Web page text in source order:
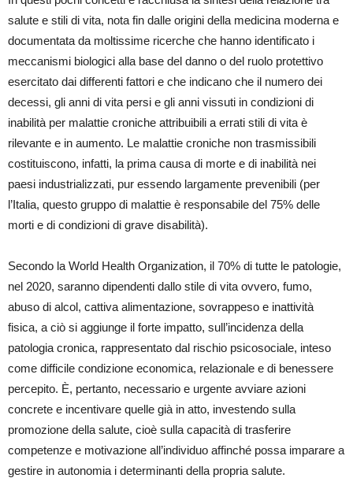
salute e stili di vita, nota fin dalle origini della medicina moderna e
documentata da moltissime ricerche che hanno identificato i
meccanismi biologici alla base del danno o del ruolo protettivo
esercitato dai differenti fattori e che indicano che il numero dei
decessi, gli anni di vita persi e gli anni vissuti in condizioni di
inabilità per malattie croniche attribuibili a errati stili di vita è
rilevante e in aumento. Le malattie croniche non trasmissibili
costituiscono, infatti, la prima causa di morte e di inabilità nei
paesi industrializzati, pur essendo largamente prevenibili (per
l’Italia, questo gruppo di malattie è responsabile del 75% delle
morti e di condizioni di grave disabilità).
Secondo la World Health Organization, il 70% di tutte le patologie,
nel 2020, saranno dipendenti dallo stile di vita ovvero, fumo,
abuso di alcol, cattiva alimentazione, sovrappeso e inattività
fisica, a ciò si aggiunge il forte impatto, sull’incidenza della
patologia cronica, rappresentato dal rischio psicosociale, inteso
come difficile condizione economica, relazionale e di benessere
percepito. È, pertanto, necessario e urgente avviare azioni
concrete e incentivare quelle già in atto, investendo sulla
promozione della salute, cioè sulla capacità di trasferire
competenze e motivazione all’individuo affinché possa imparare a
gestire in autonomia i determinanti della propria salute.